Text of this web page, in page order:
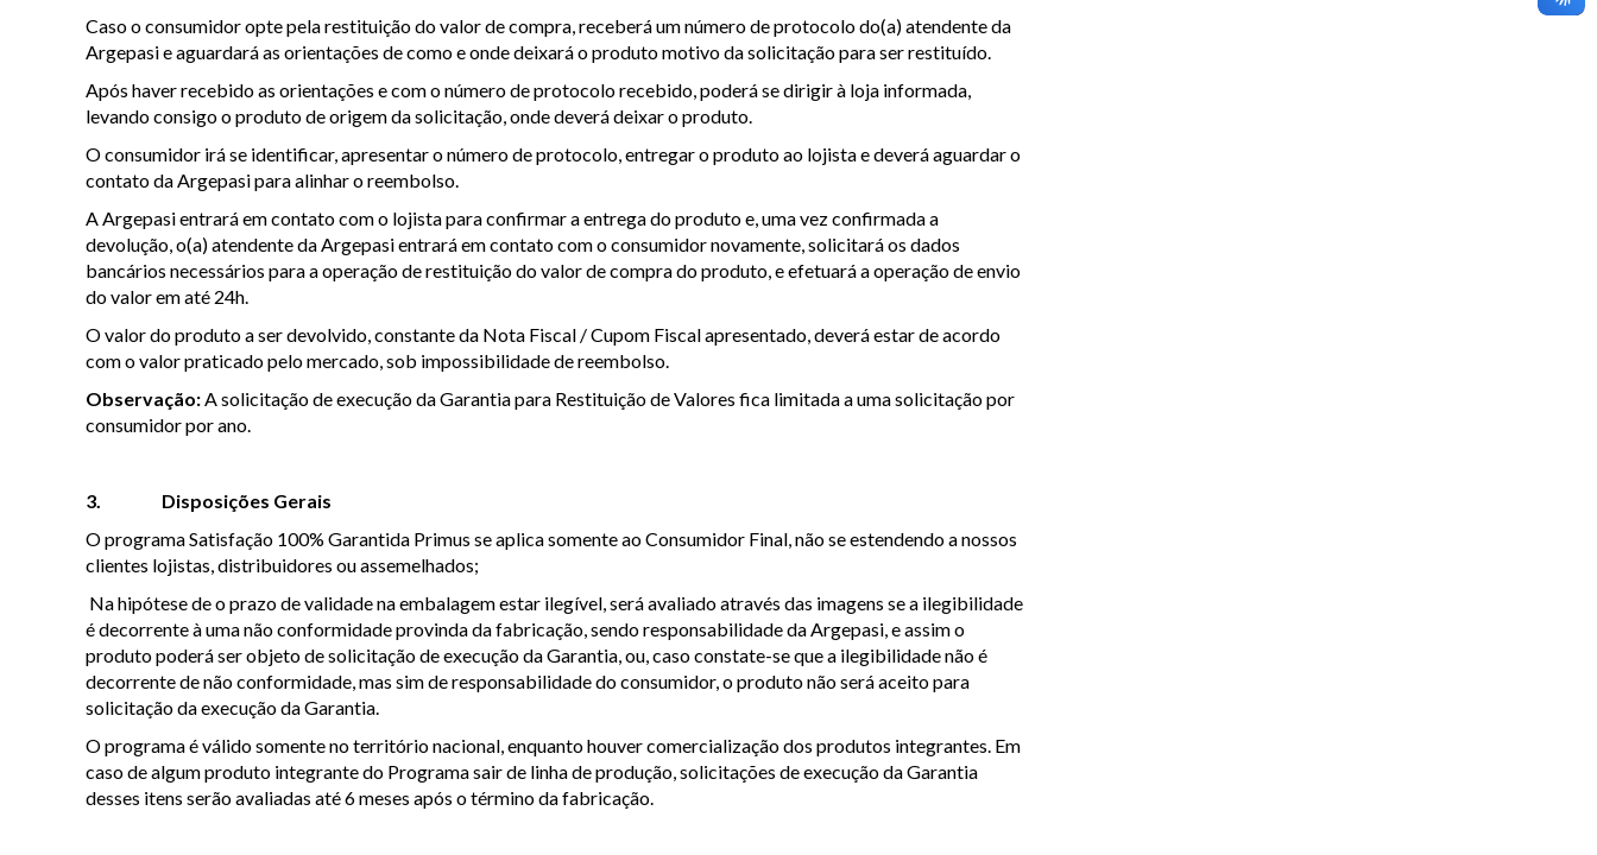
Caso o consumidor opte pela restituição do valor de compra, receberá um número de protocolo do(a) atendente da
Argepasi e aguardará as orientações de como e onde deixará o produto motivo da solicitação para ser restituído.
Após haver recebido as orientações e com o número de protocolo recebido, poderá se dirigir à loja informada,
levando consigo o produto de origem da solicitação, onde deverá deixar o produto.
O consumidor irá se identificar, apresentar o número de protocolo, entregar o produto ao lojista e deverá aguardar o
contato da Argepasi para alinhar o reembolso.
A Argepasi entrará em contato com o lojista para confirmar a entrega do produto e, uma vez confirmada a
devolução, o(a) atendente da Argepasi entrará em contato com o consumidor novamente, solicitará os dados
bancários necessários para a operação de restituição do valor de compra do produto, e efetuará a operação de envio
do valor em até 24h.
O valor do produto a ser devolvido, constante da Nota Fiscal / Cupom Fiscal apresentado, deverá estar de acordo
com o valor praticado pelo mercado, sob impossibilidade de reembolso.
Observação:A solicitação de execução da Garantia para Restituição de Valores fica limitada a uma solicitação por
consumidor por ano.
3. Disposições Gerais
O programaSatisfação 100% Garantida Primus se aplica somente ao Consumidor Final, não se estendendo a nossos
clientes lojistas, distribuidores ou assemelhados;
Na hipótese de o prazo de validade na embalagem estar ilegível, será avaliado através das imagens se a ilegibilidade
é decorrente à uma não conformidade provinda da fabricação, sendo responsabilidade da Argepasi, e assim o
produto poderá ser objeto de solicitação de execução da Garantia, ou, caso constate-se que a ilegibilidade não é
decorrente de não conformidade, mas sim de responsabilidade do consumidor, o produto não será aceito para
solicitação da execução da Garantia.
O programa é válido somente no território nacional, enquanto houver comercialização dos produtos integrantes. Em
caso de algum produto integrante do Programa sair de linha de produção, solicitações de execução da Garantia
desses itens serão avaliadas até 6 meses após o término da fabricação.